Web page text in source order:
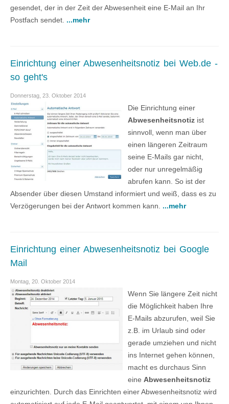
gesendet, der in der Zeit der Abwesenheit eine E-Mail an Ihr
Postfach sendet. ...mehr
Einrichtung einer Abwesenheitsnotiz bei Web.de -
so geht's
Donnerstag, 23. Oktober 2014
Die Einrichtung einer
Abwesenheitsnotiz ist
sinnvoll, wenn man über
einen längeren Zeitraum
seine E-Mails gar nicht,
oder nur unregelmäßig
abrufen kann. So ist der
Absender über diesen Umstand informiert und weiß, dass es zu
Verzögerungen bei der Antwort kommen kann. ...mehr
Einrichtung einer Abwesenheitsnotiz bei Google
Mail
Montag, 20. Oktober 2014
Wenn Sie längere Zeit nicht
die Möglichkeit haben Ihre
E-Mails abzurufen, weil Sie
z.B. im Urlaub sind oder
gerade umziehen und nicht
ins Internet gehen können,
macht es durchaus Sinn
eine Abwesenheitsnotiz
einzurichten. Durch das Einrichten einer Abwesenheitsnotiz wird